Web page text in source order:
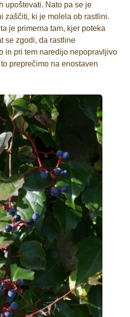
upoštevati. Nato pa se je
zaščiti, ki je molela ob rastlini.
je primerna tam, kjer poteka
se zgodi, da rastline
in pri tem naredijo nepopravljivo
preprečimo na enostaven